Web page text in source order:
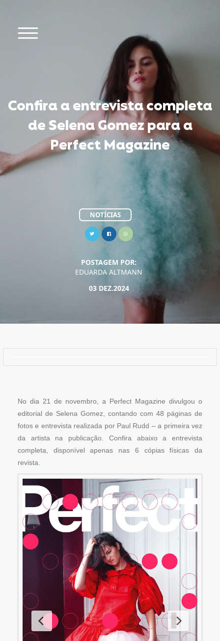
Confira a entrevista completa
de Selena Gomez para a
Perfect Magazine
NOTÍCIAS
POSTAGEM POR:
EDUARDA ALTMANN
03 DEZ.2024
No dia 21 de novembro, a Perfect Magazine divulgou o
editorial de Selena Gomez, contando com 48 páginas de
fotos e entrevista realizada por Paul Rudd – a primeira vez
da artista na publicação. Confira abaixo a entrevista
completa, disponível apenas nas 6 cópias físicas da
revista.